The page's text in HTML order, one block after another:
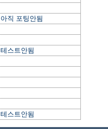
아직 포팅안됨
테스트안됨
테스트안됨